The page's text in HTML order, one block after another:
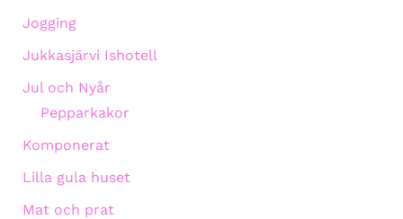
Jogging
Jukkasjärvi Ishotell
Jul och Nyår
Pepparkakor
Komponerat
Lilla gula huset
Mat och prat